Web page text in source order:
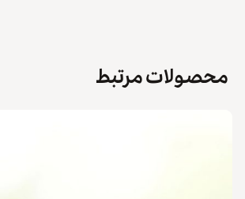
محصولات مرتبط